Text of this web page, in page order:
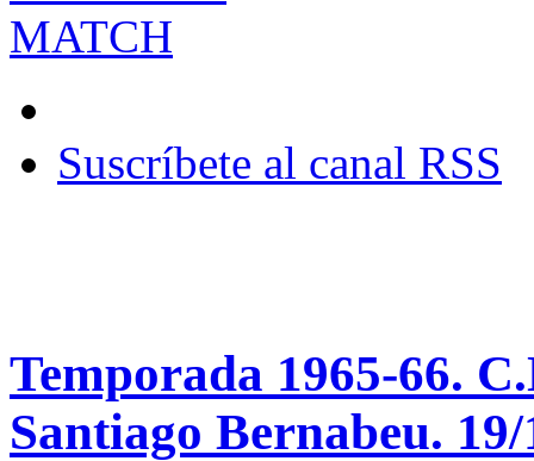
Suscríbete al canal RSS
Temporada 1965-66.
Santiago Bernabeu.